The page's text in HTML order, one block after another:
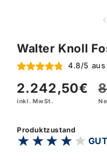
Walter Knoll
4.8/5 aus
2.242,50€
inkl. MwSt.
Produktzustand
★★★★★
★★★★★ GUT